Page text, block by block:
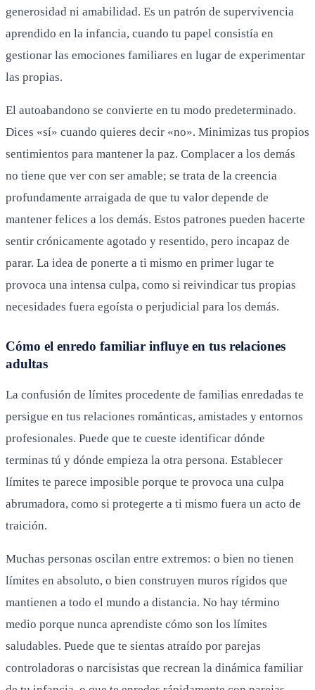
generosidad ni amabilidad. Es un patrón de supervivencia
aprendido en la infancia, cuando tu papel consistía en
gestionar las emociones familiares en lugar de experimentar
las propias.
El autoabandono se convierte en tu modo predeterminado.
Dices «sí» cuando quieres decir «no». Minimizas tus propios
sentimientos para mantener la paz. Complacer a los demás
no tiene que ver con ser amable; se trata de la creencia
profundamente arraigada de que tu valor depende de
mantener felices a los demás. Estos patrones pueden hacerte
sentir crónicamente agotado y resentido, pero incapaz de
parar. La idea de ponerte a ti mismo en primer lugar te
provoca una intensa culpa, como si reivindicar tus propias
necesidades fuera egoísta o perjudicial para los demás.
Cómo el enredo familiar influye en tus relaciones
adultas
La confusión de límites procedente de familias enredadas te
persigue en tus relaciones románticas, amistades y entornos
profesionales. Puede que te cueste identificar dónde
terminas tú y dónde empieza la otra persona. Establecer
límites te parece imposible porque te provoca una culpa
abrumadora, como si protegerte a ti mismo fuera un acto de
traición.
Muchas personas oscilan entre extremos: o bien no tienen
límites en absoluto, o bien construyen muros rígidos que
mantienen a todo el mundo a distancia. No hay término
medio porque nunca aprendiste cómo son los límites
saludables. Puede que te sientas atraído por parejas
controladoras o narcisistas que recrean la dinámica familiar